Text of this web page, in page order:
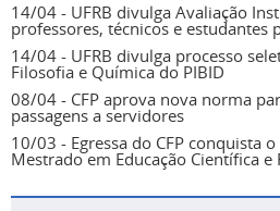
14/04 - UFRB divulga Avaliação
professores, técnicos e estudantes
14/04 - UFRB divulga processo
Filosofia e Química do PIBID
08/04 - CFP aprova nova norma
passagens a servidores
10/03 - Egressa do CFP conquista
Mestrado em Educação Científica